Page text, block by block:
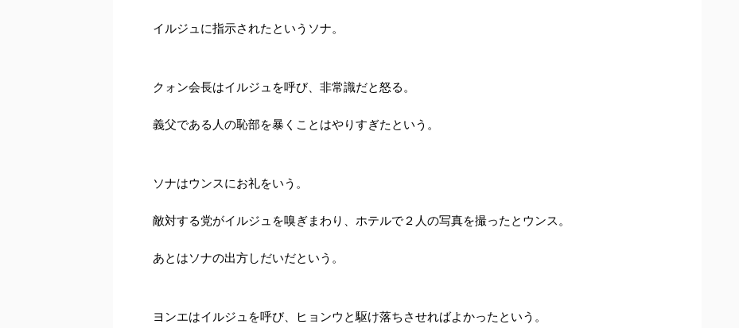
イルジュに指示されたというソナ。
クォン会長はイルジュを呼び、非常識だと怒る。
義父である人の恥部を暴くことはやりすぎたという。
ソナはウンスにお礼をいう。
敵対する党がイルジュを嗅ぎまわり、ホテルで２人の写真を撮ったとウンス。
あとはソナの出方しだいだという。
ヨンエはイルジュを呼び、ヒョンウと駆け落ちさせればよかったという。